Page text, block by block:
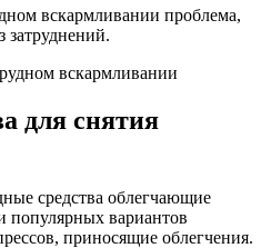
вскармливании проблема,
затруднений.
для снятия
средства облегчающие
популярных вариантов
приносящие облегчения.